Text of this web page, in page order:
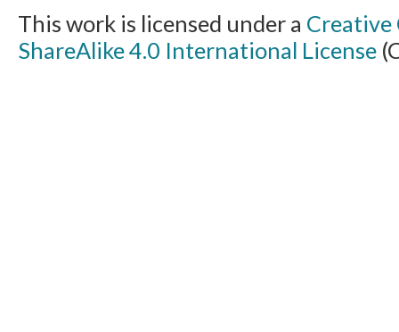
This work is licensed under a
ShareAlike 4.0 International License